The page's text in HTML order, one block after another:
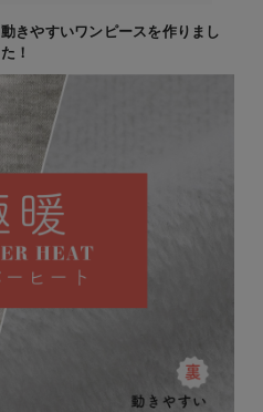
きやすいワンピースを作りまし
た！